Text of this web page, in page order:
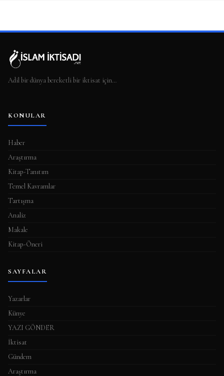
Adil bir dünya bereketli bir iktisat için…
KONULAR
Haber
Araştırma
Kitap-Tanıtım
Temel Kavramlar
Tartışma
Analiz
Makale
Kitap-Öneri
SAYFALAR
Yazarlar
Künye
YAZI GÖNDER
İktisat
Gündem
Araştırma